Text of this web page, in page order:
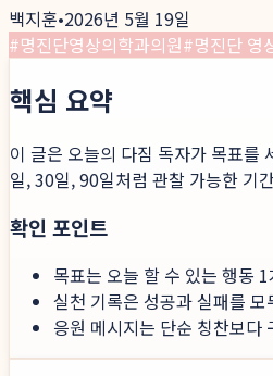
백지훈•2026년 5월 19일
#명진단영상의학과의원#명진단 영
핵심 요약
이 글은 오늘의 다짐 독자가 목표를
일, 30일, 90일처럼 관찰 가능한 기
확인 포인트
목표는 오늘 할 수 있는 행동
실천 기록은 성공과 실패를
응원 메시지는 단순 칭찬보다